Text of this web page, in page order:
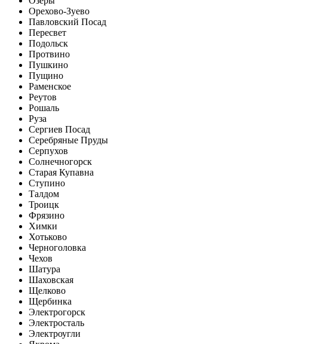
Орехово-Зуево
Павловский Посад
Пересвет
Подольск
Протвино
Пушкино
Пущино
Раменское
Реутов
Рошаль
Руза
Сергиев Посад
Серебряные Пруды
Серпухов
Солнечногорск
Старая Купавна
Ступино
Талдом
Троицк
Фрязино
Химки
Хотьково
Черноголовка
Чехов
Шатура
Шаховская
Щелково
Щербинка
Электрогорск
Электросталь
Электроугли